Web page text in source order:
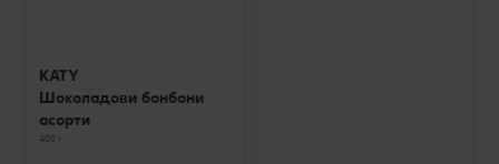
KATY
Шоколадови бонбони
асорти
400 г